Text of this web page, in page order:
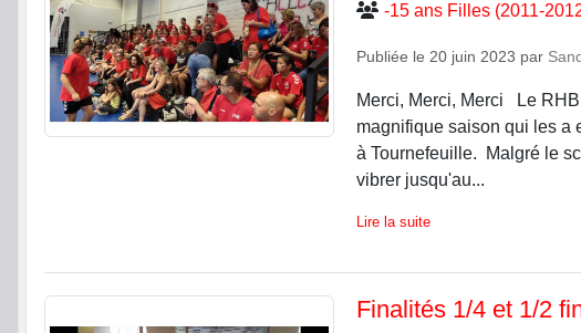
-15 ans Filles (2011-
Publiée le 20 juin 2023 par
Merci, Merci, Merci Le
magnifique saison qui les a
à Tournefeuille. Malgré le
vibrer jusqu'au...
Lire la suite
Finalités 1/4 et 1/2